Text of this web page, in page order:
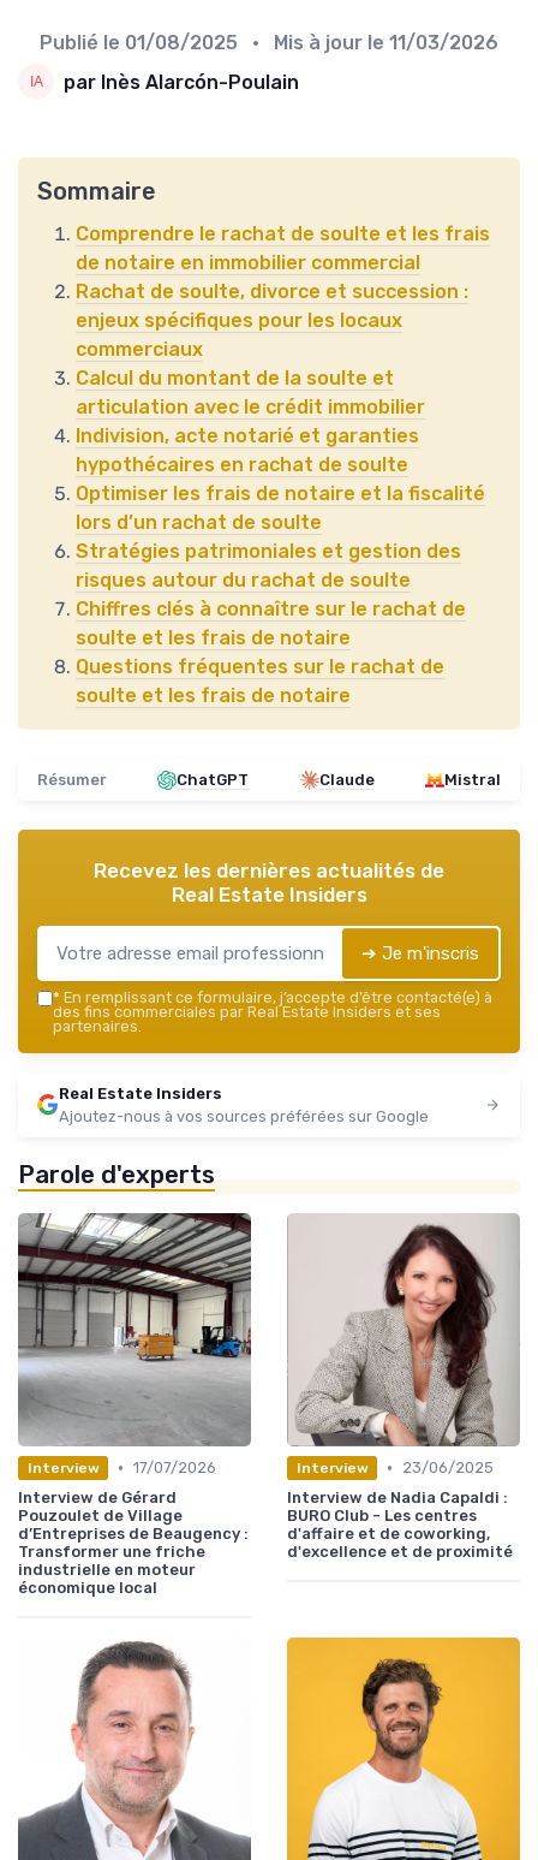
Publié le 01/08/2025 • Mis à jour le 11/03/2026
par Inès Alarcón-Poulain
Sommaire
Comprendre le rachat de soulte et les frais
de notaire en immobilier commercial
Rachat de soulte, divorce et succession :
enjeux spécifiques pour les locaux
commerciaux
Calcul du montant de la soulte et
articulation avec le crédit immobilier
Indivision, acte notarié et garanties
hypothécaires en rachat de soulte
Optimiser les frais de notaire et la fiscalité
lors d’un rachat de soulte
Stratégies patrimoniales et gestion des
risques autour du rachat de soulte
Chiffres clés à connaître sur le rachat de
soulte et les frais de notaire
Questions fréquentes sur le rachat de
soulte et les frais de notaire
Résumer ChatGPT Claude Mistral
Recevez les dernières actualités de
Real Estate Insiders
➔ Je m'inscris
* En remplissant ce formulaire, j’accepte d’être contacté(e) à
des fins commerciales par Real Estate Insiders et ses
partenaires.
Real Estate Insiders
Ajoutez-nous à vos sources préférées sur Google
Parole d'experts
Interview • 17/07/2026
Interview de Gérard
Pouzoulet de Village
d’Entreprises de Beaugency :
Transformer une friche
industrielle en moteur
économique local
Interview •
23/06/2025
Interview de Nadia Capaldi :
BURO Club - Les centres
d'affaire et de coworking,
d'excellence et de proximité